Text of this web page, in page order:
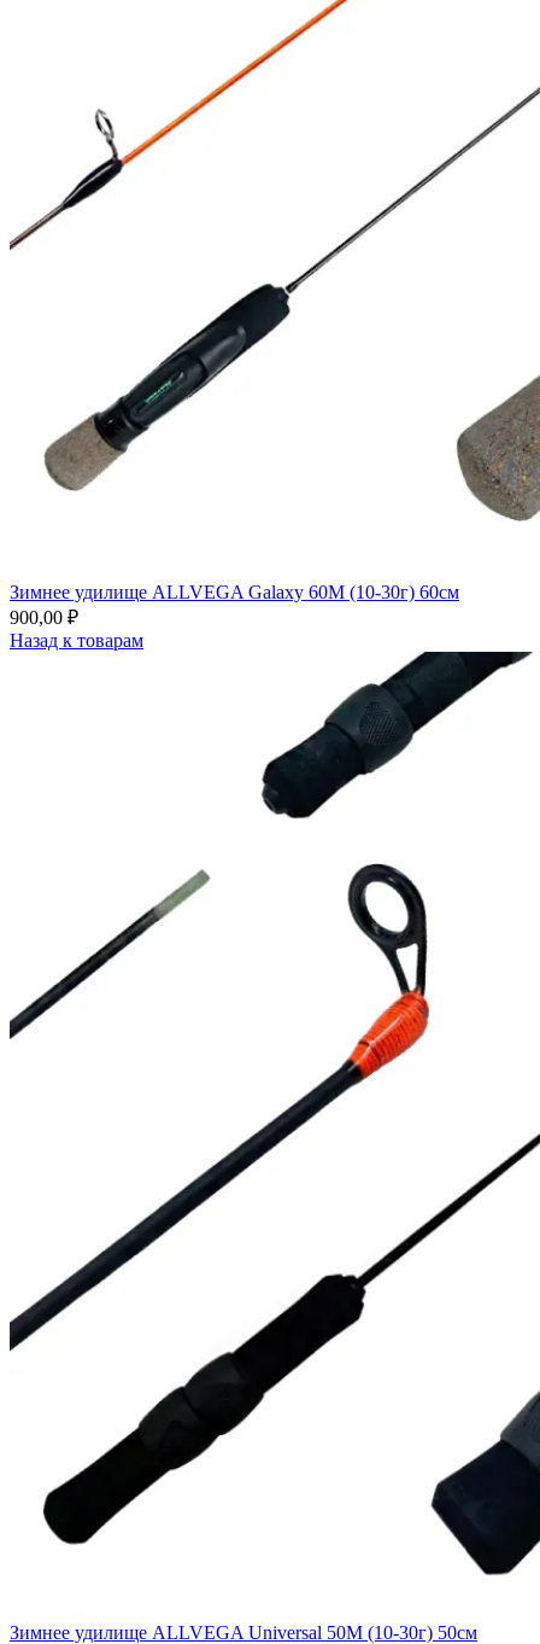
Зимнее удилище ALLVEGA Galaxy 60M (10-30г) 60см
900,00 ₽
Назад к товарам
Зимнее удилище ALLVEGA Universal 50M (10-30г) 50см